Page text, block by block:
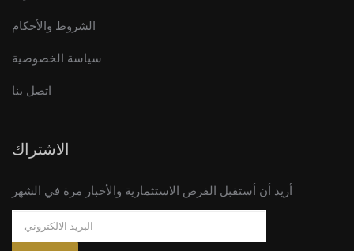
الشروط والأحكام
سياسة الخصوصية
اتصل بنا
الاشتراك
أريد أن أستقبل الفرص الاستثمارية والأخبار مرة في الشهر